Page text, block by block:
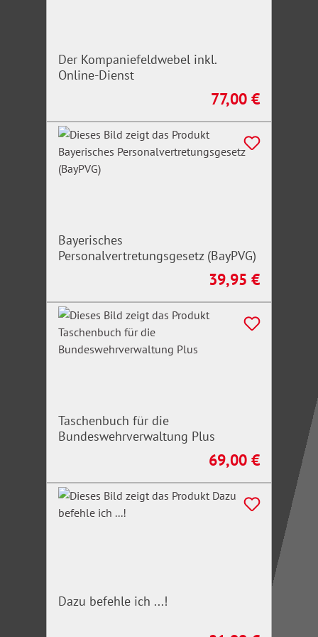
Der Kompaniefeldwebel inkl.
Online-Dienst
Regulärer Preis:
77,00 €
Bayerisches
Personalvertretungsgesetz (BayPVG)
Regulärer Preis:
39,95 €
Taschenbuch für die
Bundeswehrverwaltung Plus
Regulärer Preis:
69,00 €
Dazu befehle ich ...!